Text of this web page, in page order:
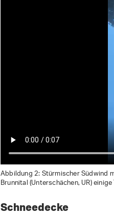
Abbildung 2: Stürmischer Südwind
Brunnital (Unterschächen, UR)
Schneedecke